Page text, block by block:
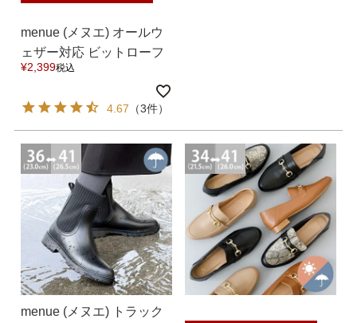
menue (メヌエ) オールウ
ェザー対応 ビットローフ
ァー 送料無料
¥2,399税込
4.67 （3件）
menue (メヌエ) トラック